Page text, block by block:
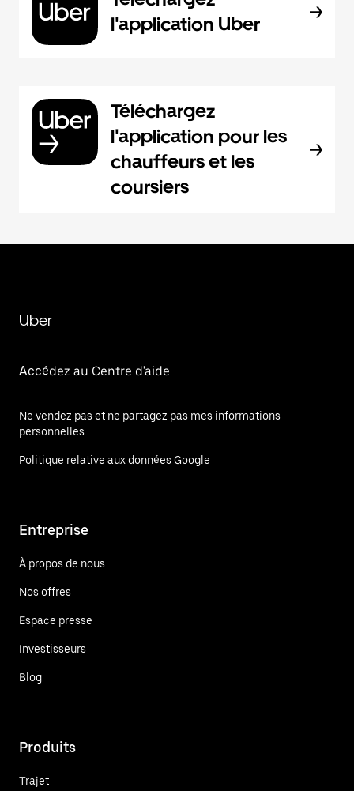
l'application Uber
Téléchargez
l'application pour les
chauffeurs et les
coursiers
Uber
Accédez au Centre d'aide
Ne vendez pas et ne partagez pas mes informations
personnelles.
Politique relative aux données Google
Entreprise
À propos de nous
Nos offres
Espace presse
Investisseurs
Blog
Produits
Trajet